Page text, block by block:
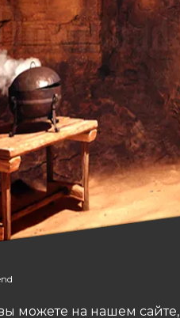
можете на нашем сайте,